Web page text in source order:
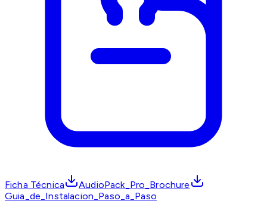
Ficha Técnica
AudioPack_Pro_Brochure
Guia_de_Instalacion_Paso_a_Paso